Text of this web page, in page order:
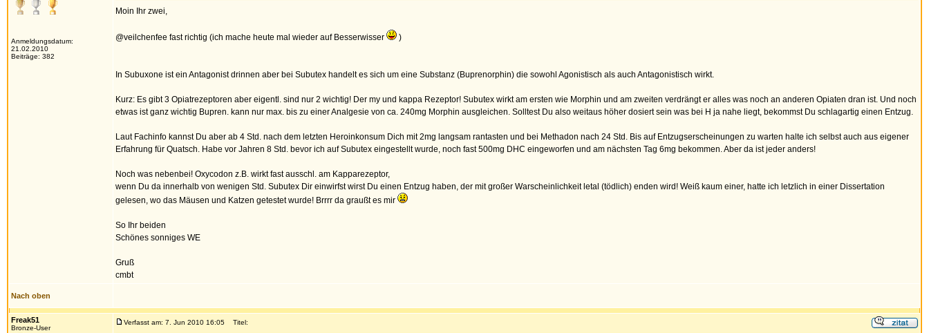
Anmeldungsdatum:
21.02.2010
Beiträge: 382
Moin Ihr zwei,
@veilchenfee fast richtig (ich mache heute mal wieder auf Besserwisser )
In Subuxone ist ein Antagonist drinnen aber bei Subutex handelt es sich um eine Substanz (Buprenorphin) die sowohl Agonistisch als auch Antagonistisch wirkt.
Kurz: Es gibt 3 Opiatrezeptoren aber eigentl. sind nur 2 wichtig! Der my und kappa Rezeptor! Subutex wirkt am ersten wie Morphin und am zweiten verdrängt er alles was noch an anderen Opiaten dran ist. Und noch
etwas ist ganz wichtig Bupren. kann nur max. bis zu einer Analgesie von ca. 240mg Morphin ausgleichen. Solltest Du also weitaus höher dosiert sein was bei H ja nahe liegt, bekommst Du schlagartig einen Entzug.
Laut Fachinfo kannst Du aber ab 4 Std. nach dem letzten Heroinkonsum Dich mit 2mg langsam rantasten und bei Methadon nach 24 Std. Bis auf Entzugserscheinungen zu warten halte ich selbst auch aus eigener
Erfahrung für Quatsch. Habe vor Jahren 8 Std. bevor ich auf Subutex eingestellt wurde, noch fast 500mg DHC eingeworfen und am nächsten Tag 6mg bekommen. Aber da ist jeder anders!
Noch was nebenbei! Oxycodon z.B. wirkt fast ausschl. am Kapparezeptor,
wenn Du da innerhalb von wenigen Std. Subutex Dir einwirfst wirst Du einen Entzug haben, der mit großer Warscheinlichkeit letal (tödlich) enden wird! Weiß kaum einer, hatte ich letzlich in einer Dissertation
gelesen, wo das Mäusen und Katzen getestet wurde! Brrrr da graußt es mir
So Ihr beiden
Schönes sonniges WE
Gruß
cmbt
Nach oben
Freak51
Bronze-User
Verfasst am: 7. Jun 2010 16:05 Titel: